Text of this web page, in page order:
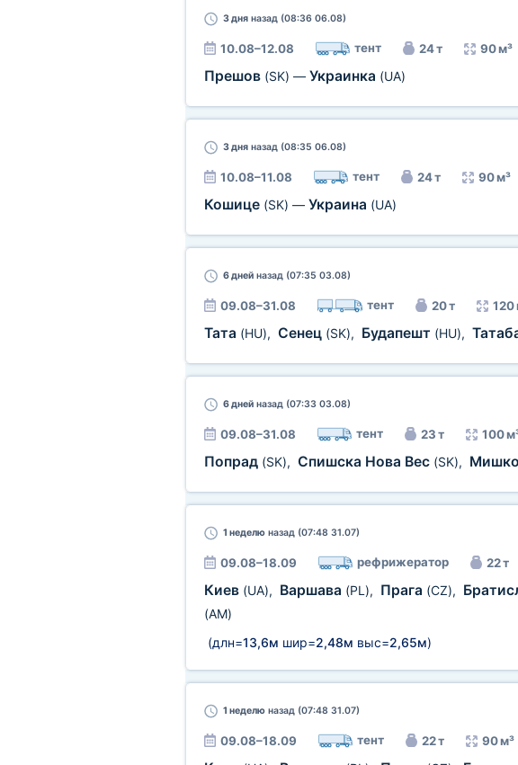
3 дняназад (08:36 06.08)
10.08–12.08 тент 24 т 90 м³
Прешов (SK) — Украинка (UA)
3 дняназад (08:35 06.08)
10.08–11.08 тент 24 т 90 м³
Кошице (SK) — Украина (UA)
6 днейназад (07:35 03.08)
09.08–31.08 тент 20 т 120
Тата (HU), Сенец (SK), Будапешт (HU),
6 днейназад (07:33 03.08)
09.08–31.08 тент 23 т 100
Попрад (SK), Спишска Нова Вес (SK),
1 неделюназад (07:48 31.07)
09.08–18.09 рефрижератор 22 т
Киев (UA), Варшава (PL), Прага (CZ),
(AM)
(длн=13,6м шир=2,48м выс=2,65м)
1 неделюназад (07:48 31.07)
09.08–18.09 тент 22 т 90 м³